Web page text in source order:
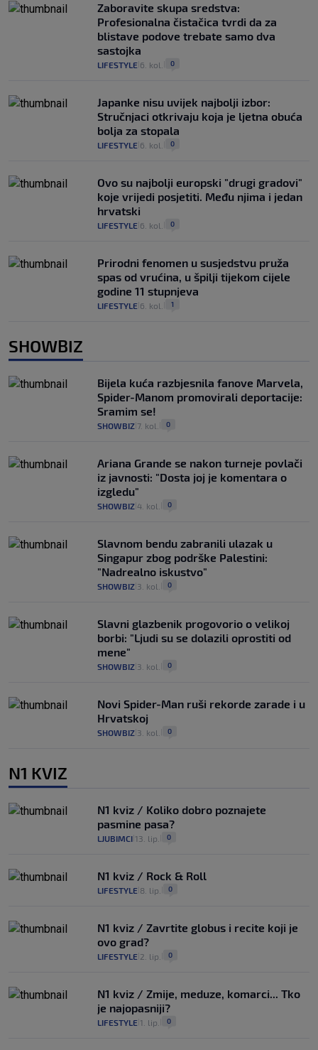
Zaboravite skupa sredstva:
Profesionalna čistačica tvrdi da za
blistave podove trebate samo dva
sastojka
LIFESTYLE 6. kol. 0
Japanke nisu uvijek najbolji izbor:
Stručnjaci otkrivaju koja je ljetna obuća
bolja za stopala
LIFESTYLE 6. kol. 0
Ovo su najbolji europski "drugi gradovi"
koje vrijedi posjetiti. Među njima i jedan
hrvatski
LIFESTYLE 6. kol. 0
Prirodni fenomen u susjedstvu pruža
spas od vrućina, u špilji tijekom cijele
godine 11 stupnjeva
LIFESTYLE 6. kol. 1
SHOWBIZ
Bijela kuća razbjesnila fanove Marvela,
Spider-Manom promovirali deportacije:
Sramim se!
SHOWBIZ 7. kol. 0
Ariana Grande se nakon turneje povlači
iz javnosti: "Dosta joj je komentara o
izgledu"
SHOWBIZ 4. kol. 0
Slavnom bendu zabranili ulazak u
Singapur zbog podrške Palestini:
"Nadrealno iskustvo"
SHOWBIZ 3. kol. 0
Slavni glazbenik progovorio o velikoj
borbi: "Ljudi su se dolazili oprostiti od
mene"
SHOWBIZ 3. kol. 0
Novi Spider-Man ruši rekorde zarade i u
Hrvatskoj
SHOWBIZ 3. kol. 0
N1 KVIZ
N1 kviz / Koliko dobro poznajete
pasmine pasa?
LJUBIMCI 13. lip. 0
N1 kviz / Rock & Roll
LIFESTYLE 8. lip. 0
N1 kviz / Zavrtite globus i recite koji je
ovo grad?
LIFESTYLE 2. lip. 0
N1 kviz / Zmije, meduze, komarci... Tko
je najopasniji?
LIFESTYLE 1. lip. 0